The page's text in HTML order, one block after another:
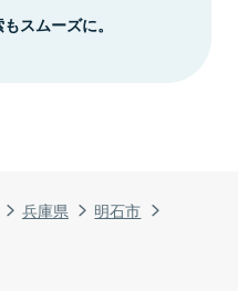
兵庫県
明石市
スムーズに。